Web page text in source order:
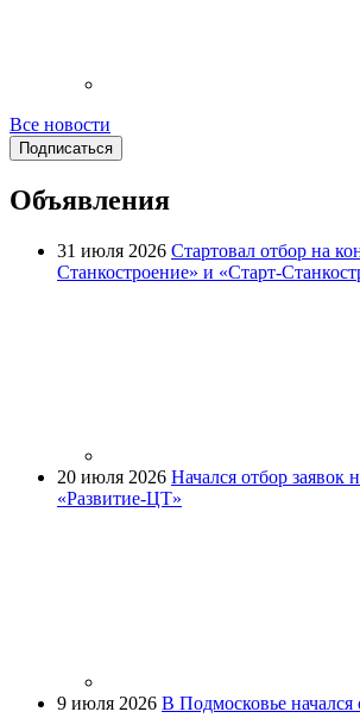
Все новости
Подписаться
Объявления
31 июля 2026 Стартовал отбор на
Станкостроение» и «Старт-
20 июля 2026 Начался отбор заявок
«Развитие-ЦТ»
9 июля 2026 В Подмосковье начался